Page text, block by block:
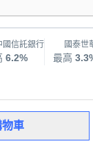
國信託銀行
6.2%
國泰世
最高
車